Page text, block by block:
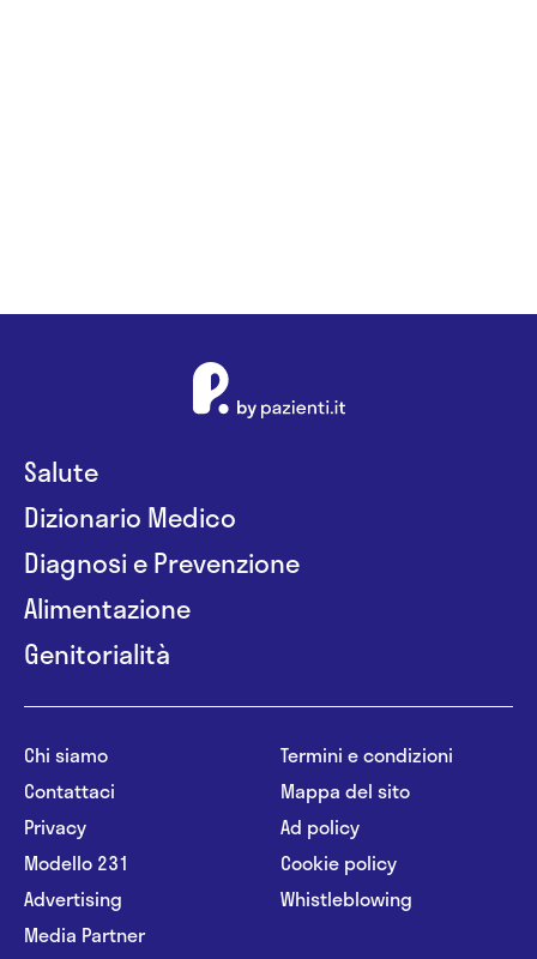
Salute
Dizionario Medico
Diagnosi e Prevenzione
Alimentazione
Genitorialità
Chi siamo
Contattaci
Privacy
Modello 231
Advertising
Media Partner
Termini e condizioni
Mappa del sito
Ad policy
Cookie policy
Whistleblowing